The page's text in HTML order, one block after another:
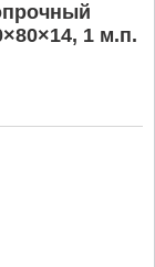
1 м.п.